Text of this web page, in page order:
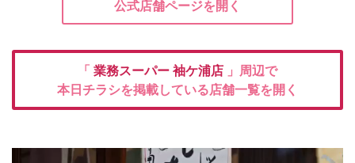
公式店舗ページを開く
「 業務スーパー 袖ケ浦店 」周辺で
本日チラシを掲載している店舗一覧を開く